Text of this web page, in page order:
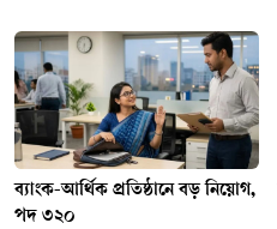
ব্যাংক-আর্থিক প্রতিষ্ঠানে বড় নিয়োগ,
পদ ৩২০